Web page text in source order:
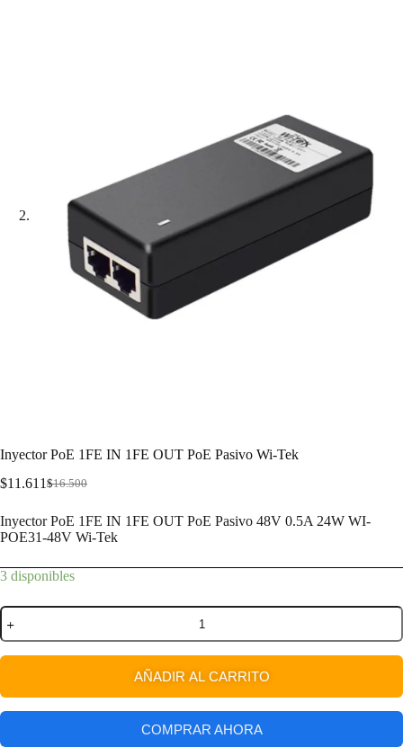
Inyector PoE 1FE IN 1FE OUT PoE Pasivo Wi-Tek
$16.500
$11.611
Inyector PoE 1FE IN 1FE OUT PoE Pasivo 48V 0.5A 24W WI-
POE31-48V Wi-Tek
3 disponibles
AÑADIR AL CARRITO
COMPRAR AHORA